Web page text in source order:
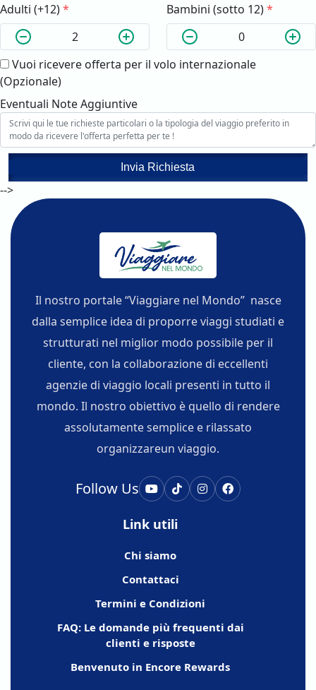
Adulti (+12)* Bambini (sotto 12)*
Vuoi ricevere offerta per il volo internazionale
(Opzionale)
Eventuali Note Aggiuntive
Invia Richiesta
-->
Il nostro portale “Viaggiare nel Mondo” nasce
dalla semplice idea di proporre viaggi studiati e
strutturati nel miglior modo possibile per il
cliente, con la collaborazione di eccellenti
agenzie di viaggio locali presenti in tutto il
mondo. Il nostro obiettivo è quello di rendere
assolutamente semplice e rilassato
organizzareun viaggio.
Follow Us
Link utili
Chi siamo
Contattaci
Termini e Condizioni
FAQ: Le domande più frequenti dai
clienti e risposte
Benvenuto in Encore Rewards